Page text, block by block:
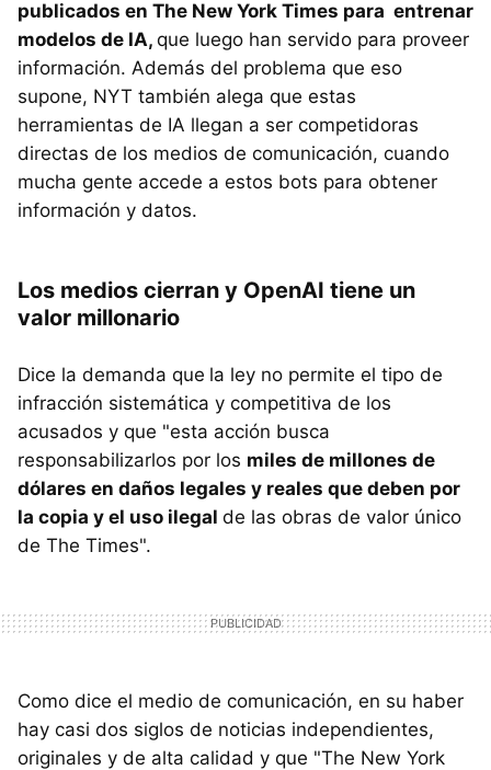
publicados en The New York Times para entrenar
modelos de IA, que luego han servido para proveer
información. Además del problema que eso
supone, NYT también alega que estas
herramientas de IA llegan a ser competidoras
directas de los medios de comunicación, cuando
mucha gente accede a estos bots para obtener
información y datos.
Los medios cierran y OpenAI tiene un
valor millonario
Dice la demanda que la ley no permite el tipo de
infracción sistemática y competitiva de los
acusados y que "esta acción busca
responsabilizarlos por los miles de millones de
dólares en daños legales y reales que deben por
la copia y el uso ilegal de las obras de valor único
de The Times".
Como dice el medio de comunicación, en su haber
hay casi dos siglos de noticias independientes,
originales y de alta calidad y que "The New York